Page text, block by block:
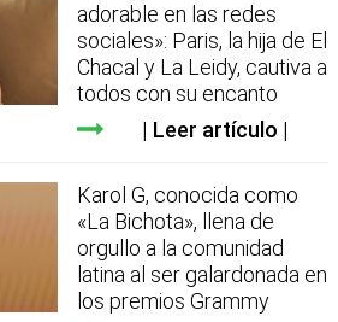
adorable en las redes
sociales»: Paris, la hija de El
Chacal y La Leidy, cautiva a
todos con su encanto
Leer artículo
Karol G, conocida como
«La Bichota», llena de
orgullo a la comunidad
latina al ser galardonada en
los premios Grammy